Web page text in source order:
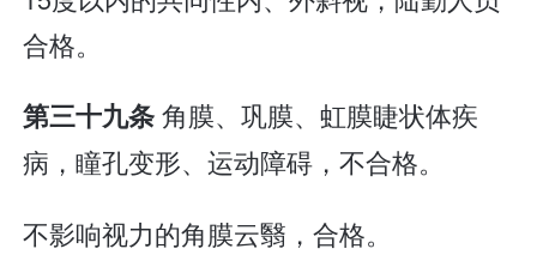
合格。
第三十九条角膜、巩膜、虹膜睫状体疾
病，瞳孔变形、运动障碍，不合格。
不影响视力的角膜云翳，合格。